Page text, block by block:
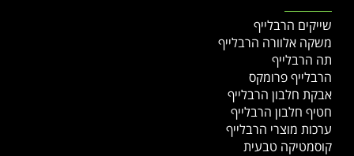
שייקים הרבלייף
משקה אלוורה הרבלייף
תה הרבלייף
הרבלייף פרומקס
אבקת חלבון הרבלייף
חטיף חלבון הרבלייף
ערכות מוצרי הרבלייף
קוסמטיקה טבעית